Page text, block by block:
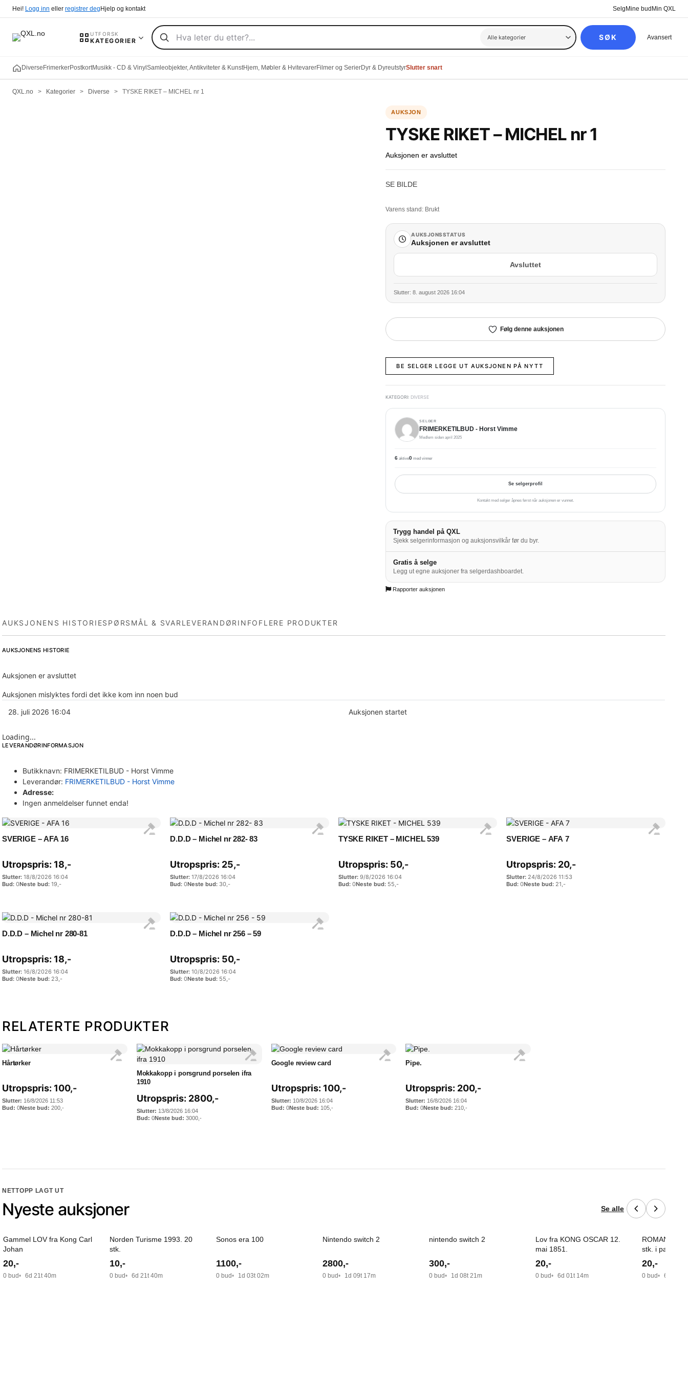
Hei! Logg inn eller registrer degHjelp og kontakt SelgMine budMin QXL
UTFORSK
KATEGORIER SØK Avansert
Diverse FrimerkerPostkortMusikk - CD & Vinyl Samleobjekter, Antikviteter & KunstHjem, Møbler & HvitevarerFilmer og SerierDyr & DyreutstyrSlutter snart
QXL.no > Kategorier > Diverse > TYSKE RIKET – MICHEL nr 1
TYSKE RIKET – MICHEL nr 1
Auksjonen er avsluttet
SE BILDE
Varens stand: Brukt
AUKSJONSSTATUS
Auksjonen er avsluttet
Avsluttet
Slutter: 8. august 2026 16:04
Følg denne auksjonen
BE SELGER LEGGE UT AUKSJONEN PÅ NYTT
KATEGORI: DIVERSE
SELGER
FRIMERKETILBUD - Horst Vimme
Medlem siden april 2025
6 aktive0 med vinner
Se selgerprofil
Kontakt med selger åpnes først når auksjonen er vunnet.
Trygg handel på QXL
Sjekk selgerinformasjon og auksjonsvilkår før du byr.
Gratis å selge
Legg ut egne auksjoner fra selgerdashboardet.
Rapporter auksjonen
AUKSJONENS HISTORIESPØRSMÅL & SVAR LEVERANDØRINFO FLERE PRODUKTER
AUKSJONENS HISTORIE
Auksjonen er avsluttet
Auksjonen mislyktes fordi det ikke kom inn noen bud
28. juli 2026 16:04
Auksjonen startet
Loading...
LEVERANDØRINFORMASJON
Butikknavn: FRIMERKETILBUD - Horst Vimme
Leverandør: FRIMERKETILBUD - Horst Vimme
Adresse:
Ingen anmeldelser funnet enda!
SVERIGE – AFA 16
Utropspris: 18,-
18/8/2026 16:04
0
19,-
D.D.D – Michel nr 282- 83
Utropspris: 25,-
17/8/2026 16:04
0
30,-
TYSKE RIKET – MICHEL 539
Utropspris: 50,-
9/8/2026 16:04
0
55,-
SVERIGE – AFA 7
Utropspris: 20,-
24/8/2026 11:53
0
21,-
D.D.D – Michel nr 280-81
Utropspris: 18,-
16/8/2026 16:04
0
23,-
D.D.D – Michel nr 256 – 59
Utropspris: 50,-
10/8/2026 16:04
0
55,-
RELATERTE PRODUKTER
Hårtørker
Utropspris: 100,-
16/8/2026 11:53
0
200 ,-
Mokkakopp i porsgrund porselen ifra
1910
Utropspris: 2800,-
13/8/2026 16:04
0
3000,-
Google review card
Utropspris: 100,-
10/8/2026 16:04
0
105,-
Pipe.
Utropspris: 200,-
16/8/2026 16:04
0
210 ,-
NETTOPP LAGT UT
Nyeste auksjoner Se alle
Gammel LOV fra Kong Carl
Johan
20,-
0 bud 6d 21t 40m
Norden Turisme 1993. 20
stk.
10,-
0 bud 6d 21t 40m
Sonos era 100
1100,-
0 bud 1d 03t 02m
Nintendo switch 2
2800,-
0 bud 1d 09t 17m
nintendo switch 2
300,-
0 bud 1d 08t 21m
Lov fra KONG OSCAR 12.
mai 1851.
20,-
0 bud 6d 01t 14m
ROMANTIC
stk. i pakken.
porto.
20,-
0 bud 6d 01t